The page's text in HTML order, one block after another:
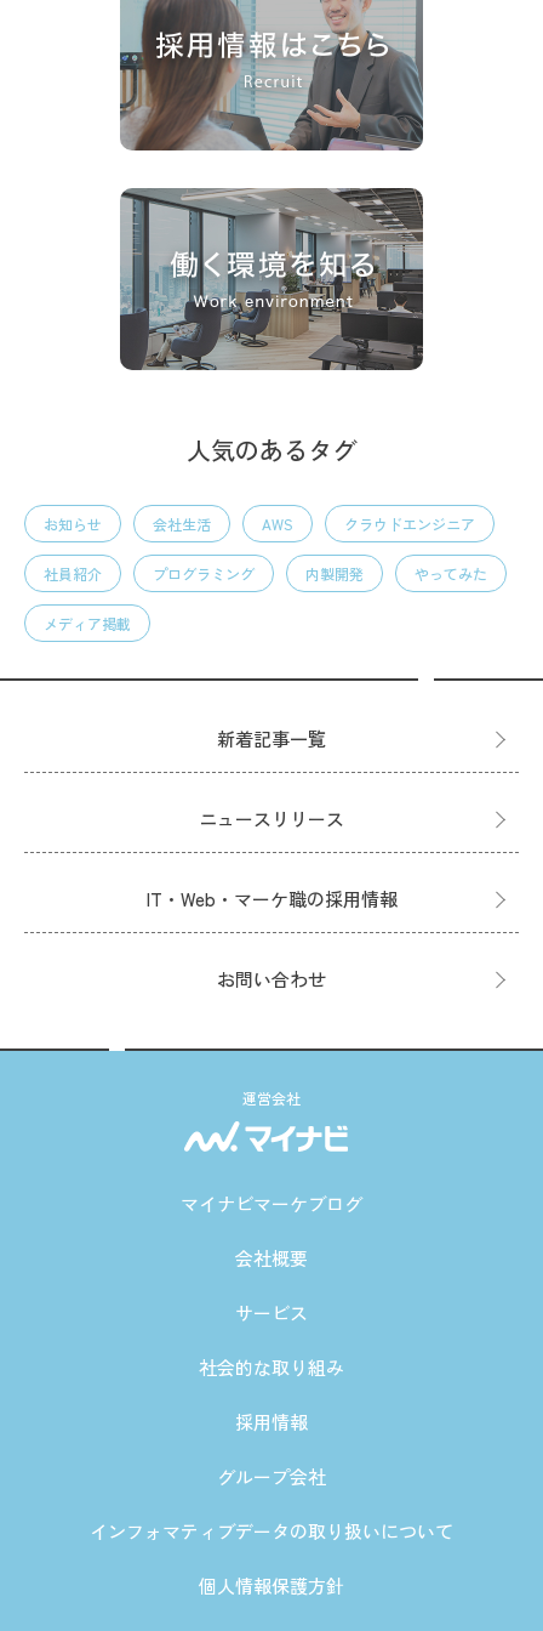
人気のあるタグ
お知らせ 会社生活 AWS クラウドエンジニア
社員紹介 プログラミング 内製開発 やってみた
メディア掲載
新着記事一覧
ニュースリリース
IT・Web・マーケ職の採用情報
お問い合わせ
運営会社
マイナビマーケブログ
会社概要
サービス
社会的な取り組み
採用情報
グループ会社
インフォマティブデータの取り扱いについて
個人情報保護方針